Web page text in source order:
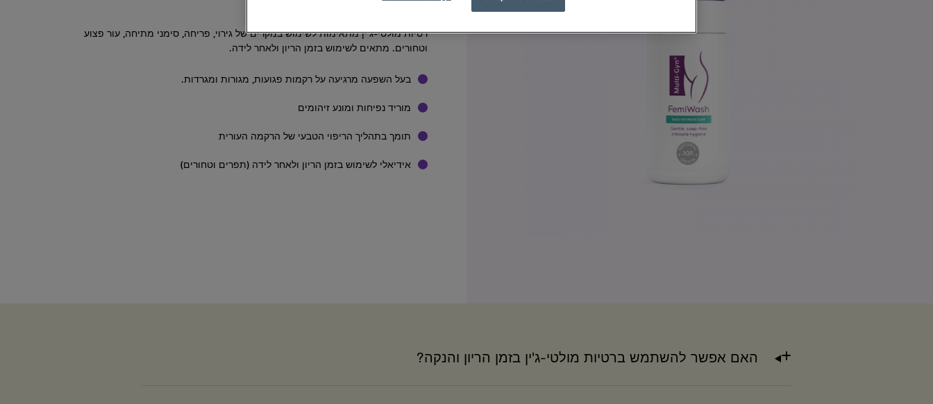
רטיות מולטי-ג'ין מתאימות לשימוש במקרים של גירוי, פריחה, סימני מתיחה, עור פצוע
וטחורים. מתאים לשימוש בזמן הריון ולאחר לידה.
בעל השפעה מרגיעה על רקמות פגועות, מגורות ומגרדות.
מוריד נפיחות ומונע זיהומים
תומך בתהליך הריפוי הטבעי של הרקמה העורית
אידיאלי לשימוש בזמן הריון ולאחר לידה (תפרים וטחורים)
האם אפשר להשתמש ברטיות מולטי-ג'ין בזמן הריון והנקה?